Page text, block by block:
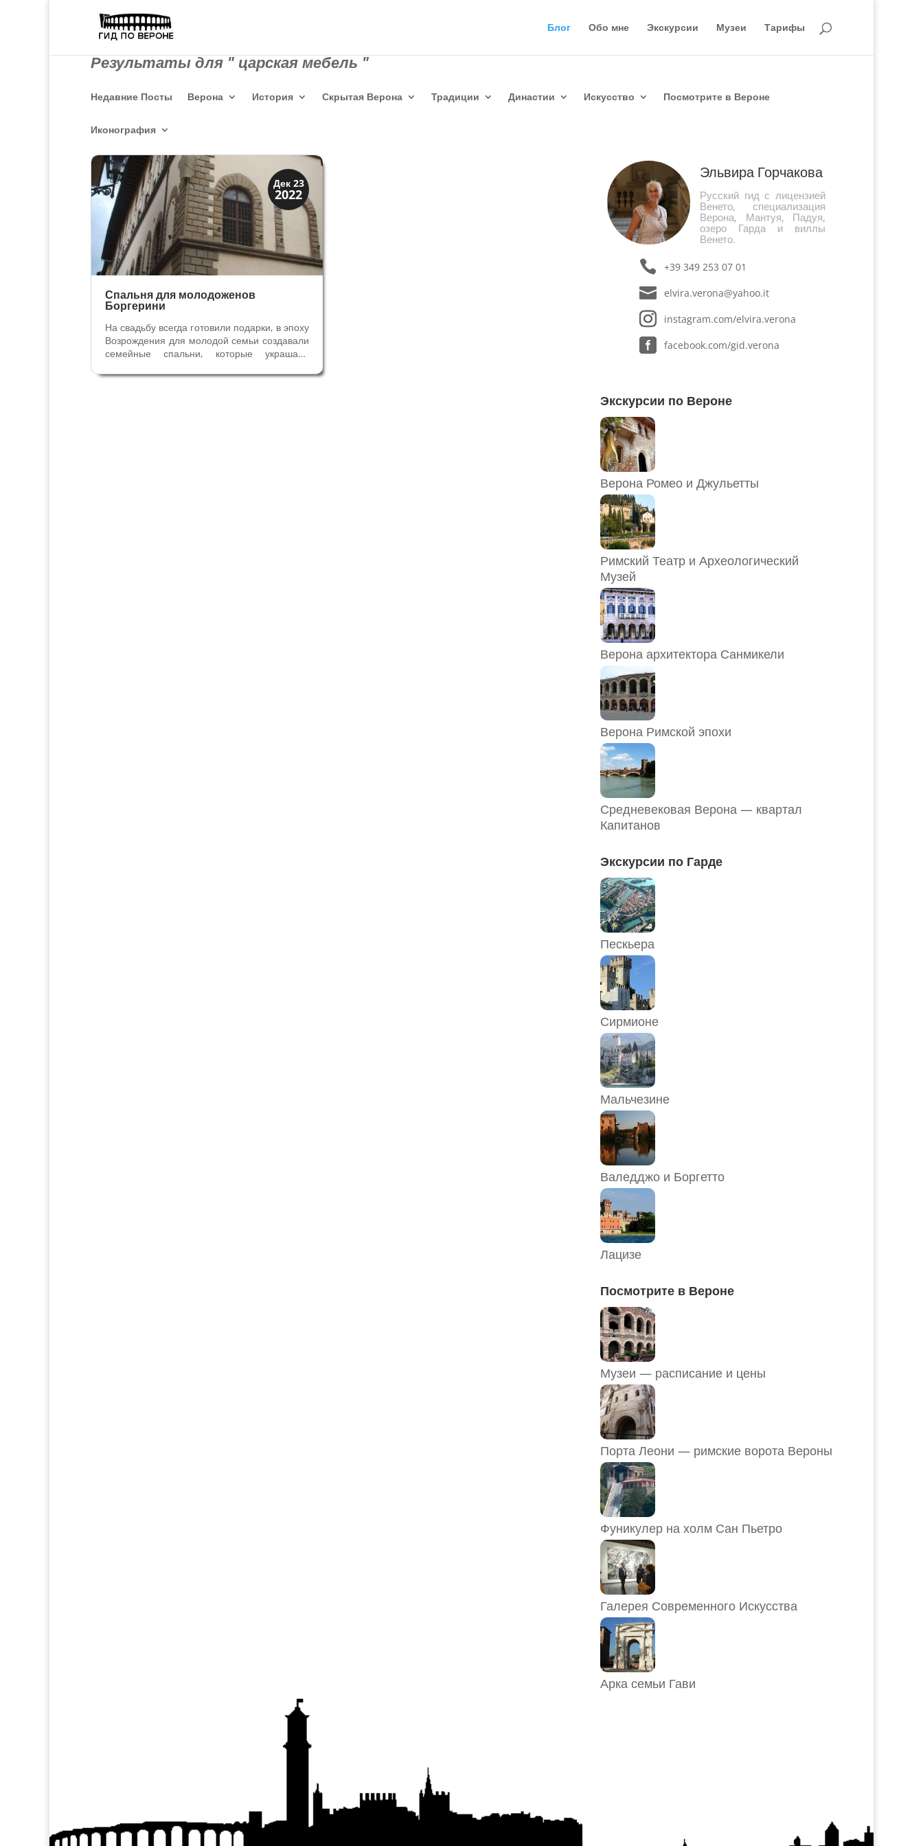
Блог Обо мне Экскурсии Музеи Тарифы
Результаты для " царская мебель "
Недавние Посты Верона История Скрытая Верона Традиции Династии Искусство Посмотрите в Вероне
Иконография
Дек 23
2022
Династии
Папская область
Спальня для молодоженов
Боргерини
На свадьбу всегда готовили подарки, в эпоху
Возрождения для молодой семьи создавали
семейные спальни, которые украшали
молодоженов – это могли быть фрески,
Эльвира Горчакова
Русский гид с лицензией
Венето, специализация
Верона, Мантуя, Падуя,
озеро Гарда и виллы
Венето.
+39 349 253 07 01
elvira.verona@yahoo.it
instagram.com/elvira.verona
facebook.com/gid.verona
Экскурсии по Вероне
Верона Ромео и Джульетты
Римский Театр и Археологический
Музей
Верона архитектора Санмикели
Верона Римской эпохи
Средневековая Верона — квартал
Капитанов
Экскурсии по Гарде
Пескьера
Сирмионе
Мальчезине
Валедджо и Боргетто
Лацизе
Посмотрите в Вероне
Музеи — расписание и цены
Порта Леони — римские ворота Вероны
Фуникулер на холм Сан Пьетро
Галерея Современного Искусства
Арка семьи Гави